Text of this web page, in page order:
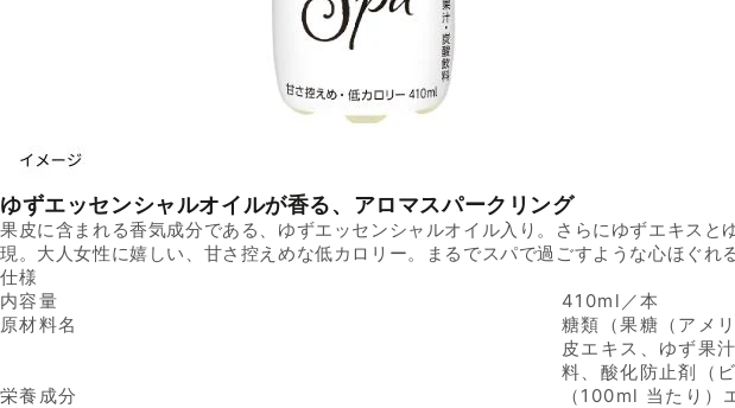
ゆずエッセンシャルオイルが香る、アロマスパークリング
果皮に含まれる香気成分である、ゆずエッセンシャルオイル入り。さらにゆずエキスと
現。大人女性に嬉しい、甘さ控えめな低カロリー。まるでスパで過ごすような心ほぐれ
仕様
内容量
410ml／本
原材料名
糖類（果糖（アメ
皮エキス、ゆず果
料、酸化防止剤（
栄養成分
（100ml 当たり